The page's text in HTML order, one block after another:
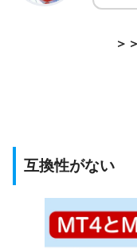
＞＞
互換性がない